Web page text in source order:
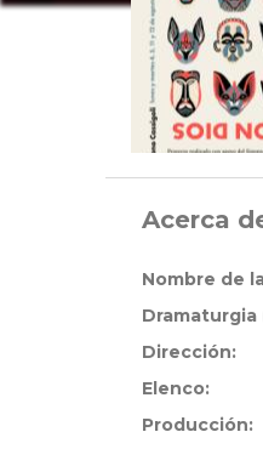
Acerca
Nombre de
Dramaturgia
Dirección:
Elenco:
Producción: